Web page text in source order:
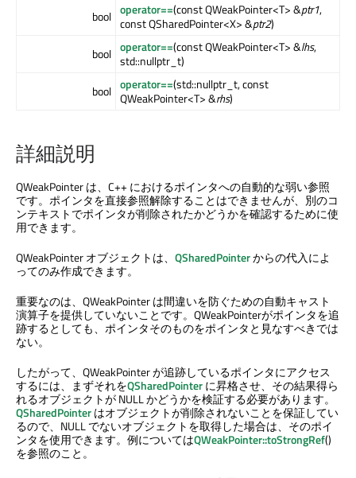
bool operator==(const QWeakPointer<T> &ptr1,
const QSharedPointer<X> &ptr2)
bool operator==(const QWeakPointer<T> &lhs,
std::nullptr_t)
bool operator==(std::nullptr_t, const
QWeakPointer<T> &rhs)
詳細説明
QWeakPointer は、C++ におけるポインタへの自動的な弱い参照
です。ポインタを直接参照解除することはできませんが、別のコ
ンテキストでポインタが削除されたかどうかを確認するために使
用できます。
QWeakPointer オブジェクトは、 QSharedPointerからの代入によ
ってのみ作成できます。
重要なのは、QWeakPointer は間違いを防ぐための自動キャスト
演算子を提供していないことです。QWeakPointerがポインタを追
跡するとしても、ポインタそのものをポインタと見なすべきでは
ない。
したがって、QWeakPointer が追跡しているポインタにアクセス
するには、まずそれをQSharedPointerに昇格させ、その結果得ら
れるオブジェクトが NULL かどうかを検証する必要があります。
QSharedPointerはオブジェクトが削除されないことを保証してい
るので、NULL でないオブジェクトを取得した場合は、そのポイ
ンタを使用できます。例についてはQWeakPointer::toStrongRef()
を参照のこと。